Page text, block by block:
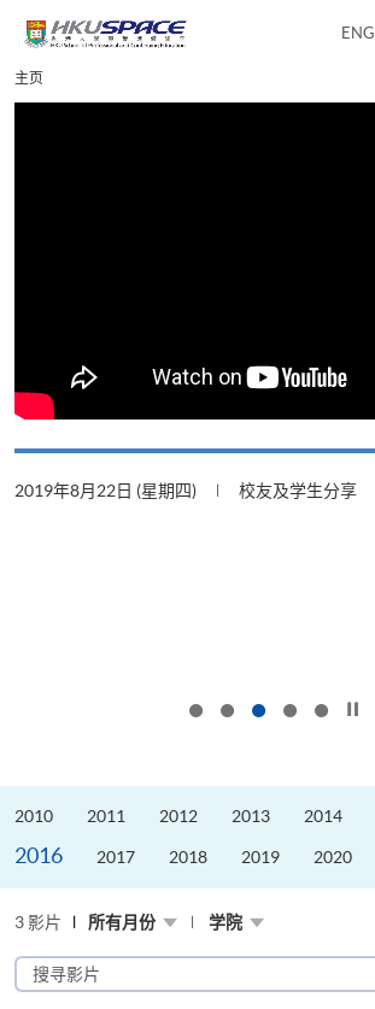
content
ENG
Main
content
主页
2019年8月22日 (星期四) 校友及学生分享
2010 2011 2012 2013 2014
2016 2017 2018 2019 2020
3 影片 所有月份 学院
搜
寻